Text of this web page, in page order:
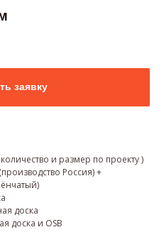
заявку
и размер по проекту )
Россия) +
доска
доска и OSB